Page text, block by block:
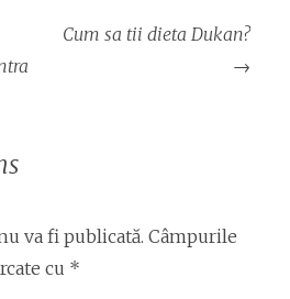
Cum sa tii dieta Dukan?
→
va fi publicată. Câmpurile
cu *